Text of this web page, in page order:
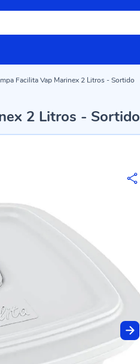
Facilita Vap Marinex 2 Litros - Sortido
2 Litros - Sortido